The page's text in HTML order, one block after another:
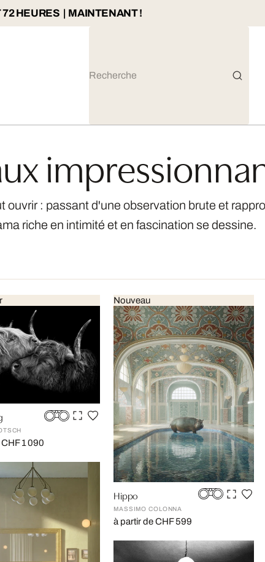
HEURES | MAINTENANT !
: passant d'une observation brute et
riche en intimité et en fascination se dessine.
1 090
Nouveau
Hippo
MASSIMO COLONNA
à partir de CHF 599